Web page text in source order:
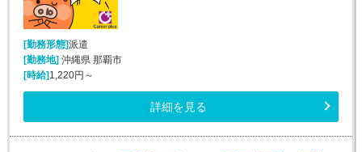
[勤務形態]派遣
[勤務地]沖縄県 那覇市
[時給]1,220円～
詳細を見る